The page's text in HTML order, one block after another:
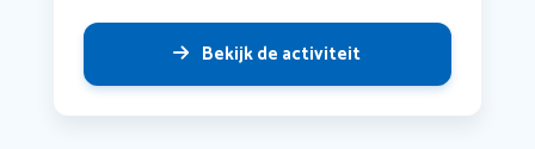
Bekijk de activiteit